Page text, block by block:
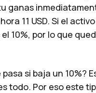
ganas
11 USD. Si el activo
10%, por lo que
si baja un 10%?
todo. Por eso este